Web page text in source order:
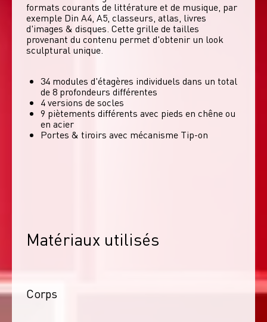
formats courants de littérature et de musique, par
exemple Din A4, A5, classeurs, atlas, livres
d'images & disques. Cette grille de tailles
provenant du contenu permet d'obtenir un look
sculptural unique.
34 modules d'étagères individuels dans un total
de 8 profondeurs différentes
4 versions de socles
9 piètements différents avec pieds en chêne ou
en acier
Portes & tiroirs avec mécanisme Tip-on
Matériaux utilisés
Corps